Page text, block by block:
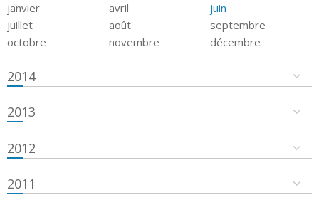
janvier avril
juin
juillet
août
septembre
octobre
novembre décembre
2014
2013
2012
2011